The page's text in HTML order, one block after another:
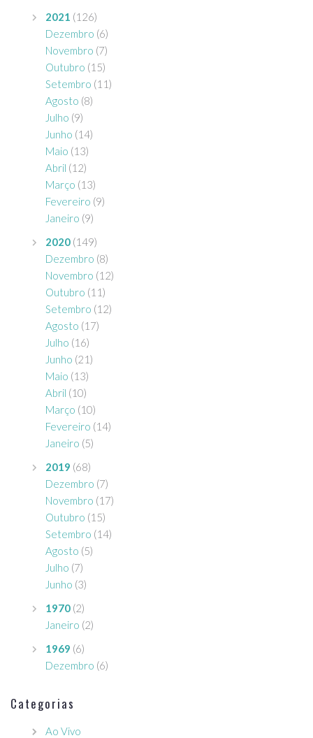
2021 (126)
Dezembro (6)
Novembro (7)
Outubro (15)
Setembro (11)
Agosto (8)
Julho (9)
Junho (14)
Maio (13)
Abril (12)
Março (13)
Fevereiro (9)
Janeiro (9)
2020 (149)
Dezembro (8)
Novembro (12)
Outubro (11)
Setembro (12)
Agosto (17)
Julho (16)
Junho (21)
Maio (13)
Abril (10)
Março (10)
Fevereiro (14)
Janeiro (5)
2019 (68)
Dezembro (7)
Novembro (17)
Outubro (15)
Setembro (14)
Agosto (5)
Julho (7)
Junho (3)
1970 (2)
Janeiro (2)
1969 (6)
Dezembro (6)
Categorias
Ao Vivo